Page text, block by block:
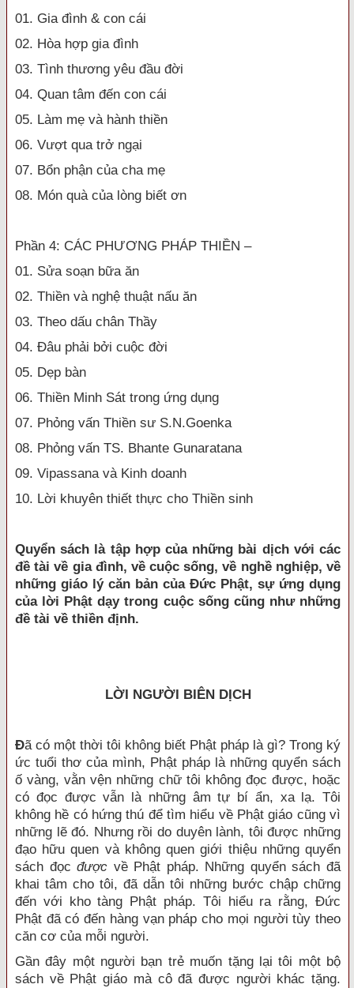
01. Gia đình & con cái
02. Hòa hợp gia đình
03. Tình thương yêu đầu đời
04. Quan tâm đến con cái
05. Làm mẹ và hành thiền
06. Vượt qua trở ngại
07. Bổn phận của cha mẹ
08. Món quà của lòng biết ơn
Phần 4: CÁC PHƯƠNG PHÁP THIỀN –
01. Sửa soạn bữa ăn
02. Thiền và nghệ thuật nấu ăn
03. Theo dấu chân Thầy
04. Đâu phải bởi cuộc đời
05. Dẹp bàn
06. Thiền Minh Sát trong ứng dụng
07. Phỏng vấn Thiền sư S.N.Goenka
08. Phỏng vấn TS. Bhante Gunaratana
09. Vipassana và Kinh doanh
10. Lời khuyên thiết thực cho Thiền sinh
Quyển sách là tập hợp của những bài dịch với các
đề tài về gia đình, về cuộc sống, về nghề nghiệp, về
những giáo lý căn bản của Đức Phật, sự ứng dụng
của lời Phật dạy trong cuộc sống cũng như những
đề tài về thiền định.
LỜI NGƯỜI BIÊN DỊCH
Đã có một thời tôi không biết Phật pháp là gì? Trong ký
ức tuổi thơ của mình, Phật pháp là những quyển sách
ố vàng, vằn vện những chữ tôi không đọc được, hoặc
có đọc được vẫn là những âm tự bí ẩn, xa lạ. Tôi
không hề có hứng thú để tìm hiểu về Phật giáo cũng vì
những lẽ đó. Nhưng rồi do duyên lành, tôi được những
đạo hữu quen và không quen giới thiệu những quyển
sách đọcđược về Phật pháp. Những quyển sách đã
khai tâm cho tôi, đã dẫn tôi những bước chập chững
đến với kho tàng Phật pháp. Tôi hiểu ra rằng, Đức
Phật đã có đến hàng vạn pháp cho mọi người tùy theo
căn cơ của mỗi người.
Gần đây một người bạn trẻ muốn tặng lại tôi một bộ
sách về Phật giáo mà cô đã được người khác tặng.